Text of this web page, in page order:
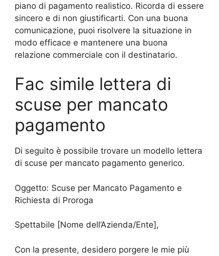
piano di pagamento realistico. Ricorda di essere
sincero e di non giustificarti. Con una buona
comunicazione, puoi risolvere la situazione in
modo efficace e mantenere una buona
relazione commerciale con il destinatario.
Fac simile lettera di
scuse per mancato
pagamento
Di seguito è possibile trovare un modello lettera
di scuse per mancato pagamento generico.
Oggetto: Scuse per Mancato Pagamento e
Richiesta di Proroga
Spettabile [Nome dell’Azienda/Ente],
Con la presente, desidero porgere le mie più